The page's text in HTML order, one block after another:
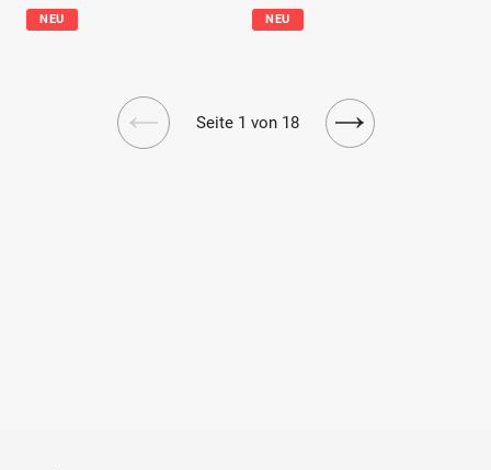
NEU
NEU
Vorherige
Seite 1 von 18
Nächste